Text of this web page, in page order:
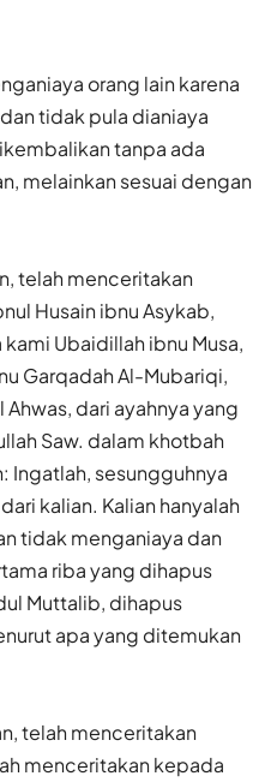
orang lain karena
tidak pula dianiaya
tanpa ada
melainkan sesuai dengan
telah menceritakan
Husain ibnu Asykab,
Ubaidillah ibnu Musa,
Garqadah Al-Mubariqi,
dari ayahnya yang
Saw. dalam khotbah
Ingatlah, sesungguhnya
kalian. Kalian hanyalah
tidak menganiaya dan
riba yang dihapus
Muttalib, dihapus
apa yang ditemukan
telah menceritakan
menceritakan kepada